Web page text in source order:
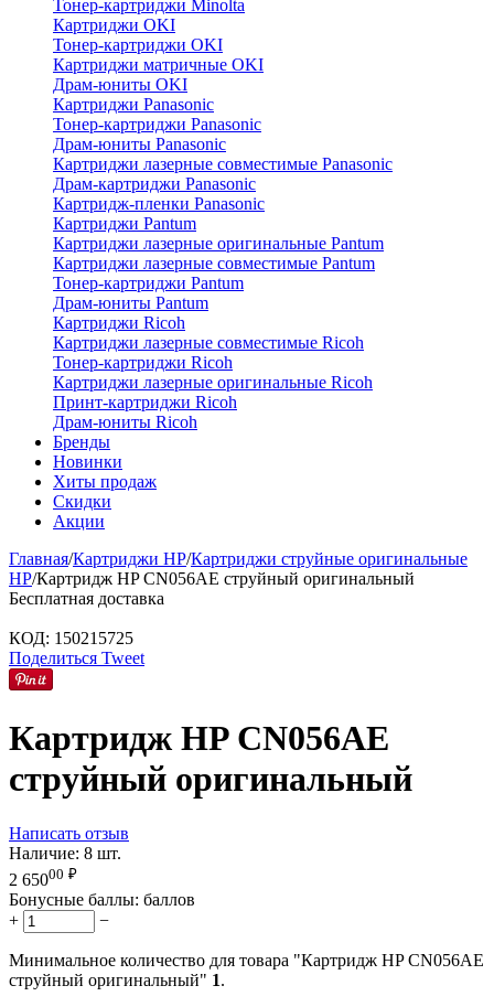
Тонер-картриджи Minolta
Картриджи OKI
Тонер-картриджи OKI
Картриджи матричные OKI
Драм-юниты OKI
Картриджи Panasonic
Тонер-картриджи Panasonic
Драм-юниты Panasonic
Картриджи лазерные совместимые Panasonic
Драм-картриджи Panasonic
Картридж-пленки Panasonic
Картриджи Pantum
Картриджи лазерные оригинальные Pantum
Картриджи лазерные совместимые Pantum
Тонер-картриджи Pantum
Драм-юниты Pantum
Картриджи Ricoh
Картриджи лазерные совместимые Ricoh
Тонер-картриджи Ricoh
Картриджи лазерные оригинальные Ricoh
Принт-картриджи Ricoh
Драм-юниты Ricoh
Бренды
Новинки
Хиты продаж
Скидки
Акции
Главная/Картриджи HP/Картриджи струйные оригинальные
HP/Картридж HP CN056AE струйный оригинальный
Бесплатная доставка
КОД: 150215725
Поделиться Tweet
Картридж HP CN056AE
струйный оригинальный
Написать отзыв
Наличие: 8 шт.
2 65000 ₽
Бонусные баллы: баллов
+
−
Минимальное количество для товара "Картридж HP CN056AE
струйный оригинальный" 1.